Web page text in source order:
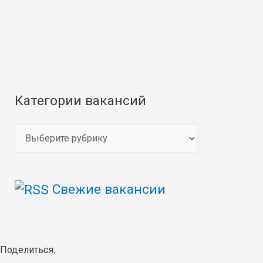
Категории вакансий
е
р
Свежие вакансии
Поделиться: